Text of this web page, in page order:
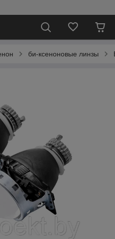
би-ксеноновые линзы